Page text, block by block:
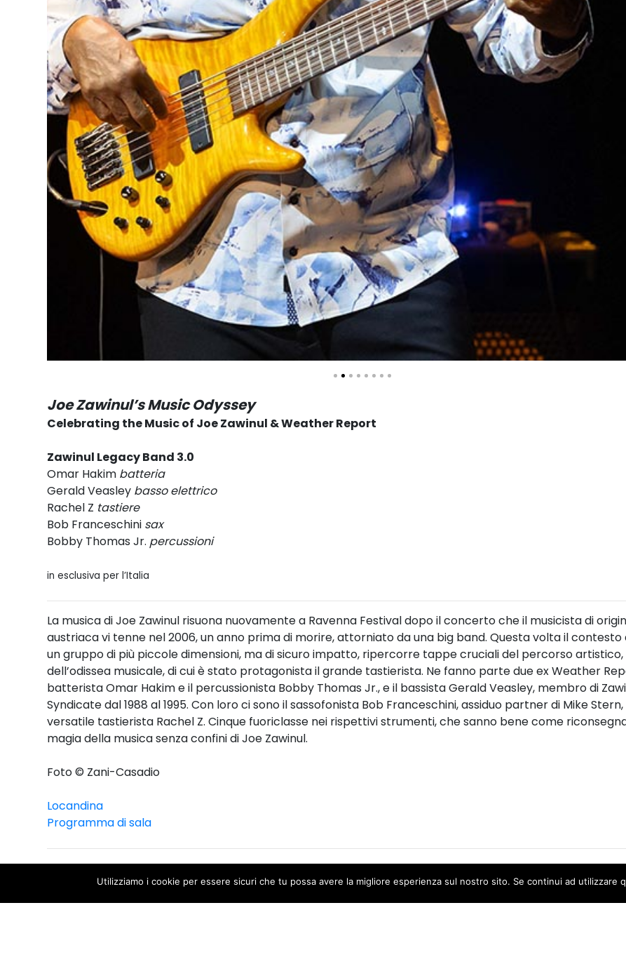
Joe Zawinul’s Music Odyssey
Celebrating the Music of Joe Zawinul & Weather Report
Zawinul Legacy Band 3.0
Omar Hakim batteria
Gerald Veasley basso elettrico
Rachel Z tastiere
Bob Franceschini sax
Bobby Thomas Jr. percussioni
in esclusiva per l’Italia
La musica di Joe Zawinul risuona nuovamente a Ravenna Festival dopo il concerto che il musicista di
austriaca vi tenne nel 2006, un anno prima di morire, attorniato da una big band. Questa volta il contesto
un gruppo di più piccole dimensioni, ma di sicuro impatto, ripercorre tappe cruciali del percorso artistico,
dell’odissea musicale, di cui è stato protagonista il grande tastierista. Ne fanno parte due ex Weather
batterista Omar Hakim e il percussionista Bobby Thomas Jr., e il bassista Gerald Veasley, membro di
Syndicate dal 1988 al 1995. Con loro ci sono il sassofonista Bob Franceschini, assiduo partner di Mike
versatile tastierista Rachel Z. Cinque fuoriclasse nei rispettivi strumenti, che sanno bene come
magia della musica senza confini di Joe Zawinul.
Foto © Zani-Casadio
Locandina
Programma di sala
Utilizziamo i cookie per essere sicuri che tu possa avere la migliore esperienza sul nostro sito. Se continui ad utilizzare